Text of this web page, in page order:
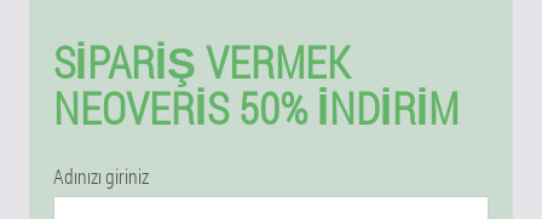
SIPARIŞ VERMEK
NEOVERIS 50% İNDIRIM
Adınızı giriniz